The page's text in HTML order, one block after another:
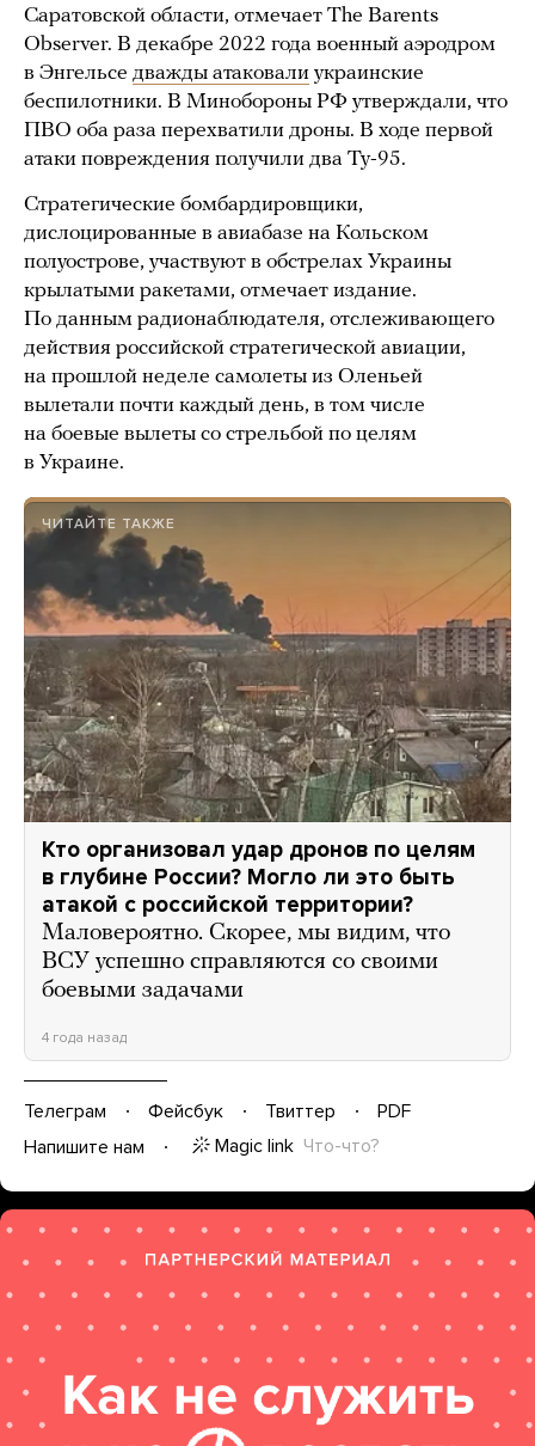
Саратовской области, отмечает The Barents
Observer. В декабре 2022 года военный аэродром
в Энгельсе дважды атаковали украинские
беспилотники. В Минобороны РФ утверждали, что
ПВО оба раза перехватили дроны. В ходе первой
атаки повреждения получили два Ту-95.
Стратегические бомбардировщики,
дислоцированные в авиабазе на Кольском
полуострове, участвуют в обстрелах Украины
крылатыми ракетами, отмечает издание.
По данным радионаблюдателя, отслеживающего
действия российской стратегической авиации,
на прошлой неделе самолеты из Оленьей
вылетали почти каждый день, в том числе
на боевые вылеты со стрельбой по целям
в Украине.
ЧИТАЙТЕ ТАКЖЕ
Кто организовал удар дронов по целям
в глубине России? Могло ли это быть
атакой с российской территории?
Маловероятно. Скорее, мы видим, что
ВСУ успешно справляются со своими
боевыми задачами
4 года назад
Телеграм Фейсбук Твиттер
PDF
Напишите нам
Magic link Что-что?